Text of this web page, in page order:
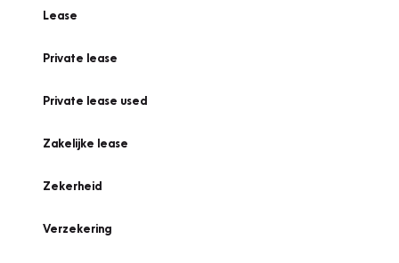
Lease
Private lease
Private lease used
Zakelijke lease
Zekerheid
Verzekering